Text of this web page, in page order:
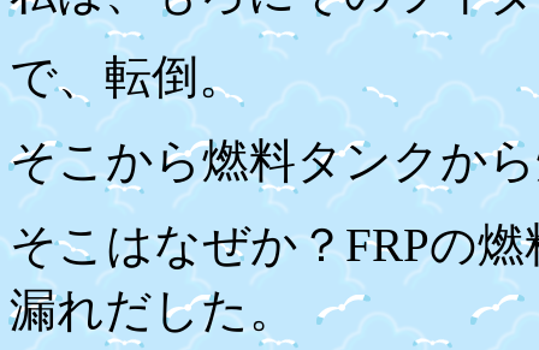
で、転倒。
そこから燃料タンクか
そこはなぜか？ FRPの燃
漏れだした。